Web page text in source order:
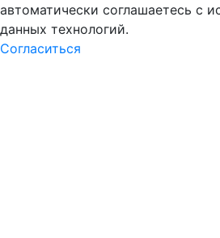
автоматически соглашаетесь с
данных технологий.
Согласиться